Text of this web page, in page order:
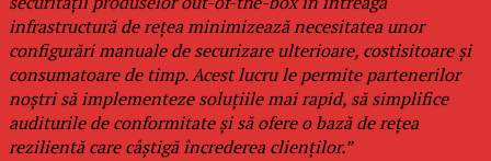
infrastructură de rețea minimizează necesitatea unor
configurări manuale de securizare ulterioare, costisitoare și
consumatoare de timp. Acest lucru le permite partenerilor
noștri să implementeze soluțiile mai rapid, să simplifice
auditurile de conformitate și să ofere o bază de rețea
rezilientă care câștigă încrederea clienților.”